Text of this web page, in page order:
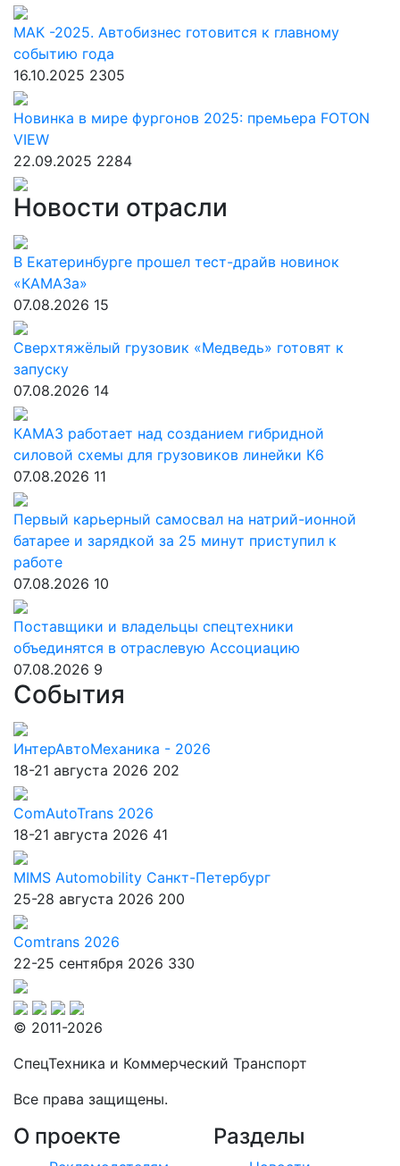
МАК -2025. Автобизнес готовится к главному
событию года
16.10.2025 2305
Новинка в мире фургонов 2025: премьера FOTON
VIEW
22.09.2025 2284
Новости отрасли
В Екатеринбурге прошел тест-драйв новинок
«КАМАЗа»
07.08.2026 15
Сверхтяжёлый грузовик «Медведь» готовят к
запуску
07.08.2026 14
КАМАЗ работает над созданием гибридной
силовой схемы для грузовиков линейки К6
07.08.2026 11
Первый карьерный самосвал на натрий-ионной
батарее и зарядкой за 25 минут приступил к
работе
07.08.2026 10
Поставщики и владельцы спецтехники
объединятся в отраслевую Ассоциацию
07.08.2026 9
События
ИнтерАвтоМеханика - 2026
18-21 августа 2026 202
ComAutoTrans 2026
18-21 августа 2026 41
MIMS Automobility Санкт-Петербург
25-28 августа 2026 200
Comtrans 2026
22-25 сентября 2026 330
© 2011-2026
СпецТехника и Коммерческий Транспорт
Все права защищены.
О проекте Разделы